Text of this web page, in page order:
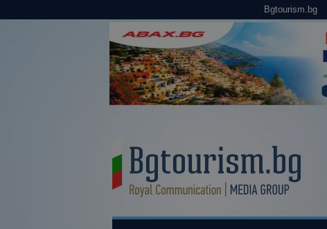
Bgtourism.bg
u
i